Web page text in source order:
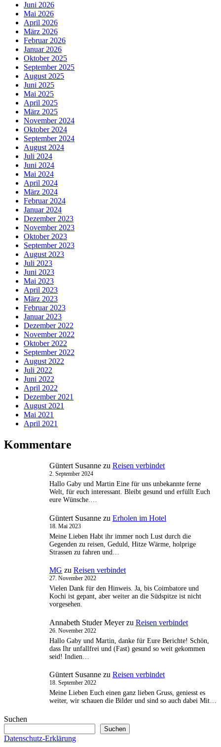
Juni 2026
Mai 2026
April 2026
März 2026
Februar 2026
Januar 2026
Oktober 2025
September 2025
August 2025
Juni 2025
Mai 2025
April 2025
März 2025
November 2024
Oktober 2024
September 2024
August 2024
Juli 2024
Juni 2024
Mai 2024
April 2024
März 2024
Februar 2024
Januar 2024
Dezember 2023
November 2023
Oktober 2023
September 2023
August 2023
Juli 2023
Juni 2023
Mai 2023
April 2023
März 2023
Februar 2023
Januar 2023
Dezember 2022
November 2022
Oktober 2022
September 2022
August 2022
Juli 2022
Juni 2022
April 2022
Dezember 2021
August 2021
Mai 2021
April 2021
Kommentare
Güntert Susanne zu Reisen verbindet
2. September 2024
Hallo Gaby und Martin Eine für uns unbekannte ferne
Welt, für euch interessant. Bleibt gesund und erfüllt Euch
eure Wünsche.…
Güntert Susanne zu Erholen im Hotel
18. Mai 2023
Meine Lieben Habt ihr immer noch Lust durch die
Gegenden zu reisen, Geduld, Hitze Wärme, holprige
Strassen zu fahren und…
MG zu Reisen verbindet
27. November 2022
Vielen Dank für den Hinweis. Ja, bis Coimbatore und
Kochi ist gepant, aber weiter an die Südspitze ist nicht
vorgesehen.
Annabeth Studer Meyerzu Reisen verbindet
26. November 2022
Hallo Gaby und Martin, danke für Eure Berichte! Schön,
dass Ihr unfallfrei und (Fast) gesund so weit gekommen
seid! Indien…
Güntert Susanne zu Reisen verbindet
18. September 2022
Meine Lieben Euch einen ganz lieben Gruss, geniesst es
weiter, wir schauen die Bilder und sind so auch dabei Mit…
Suchen
Suchen
Datenschutz-Erklärung